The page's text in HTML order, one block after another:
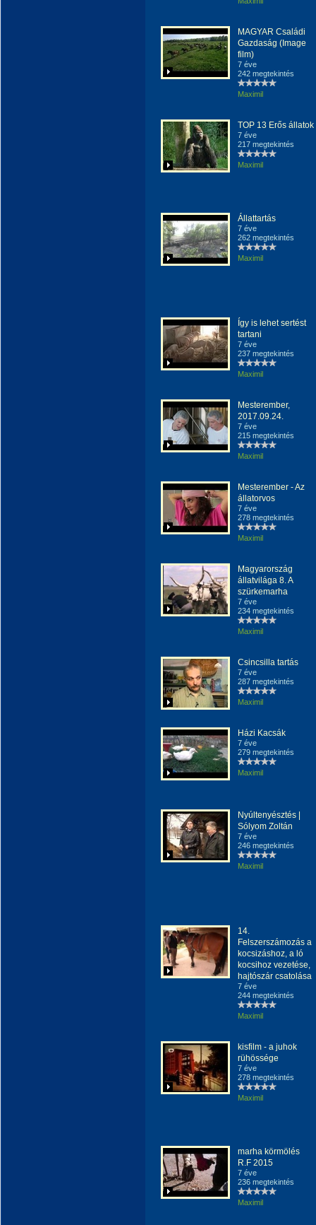
MAGYAR Családi
Gazdaság (Image
film)
7 éve
242 megtekintés
Maximil
TOP 13 Erős állatok
7 éve
217 megtekintés
Maximil
Állattartás
7 éve
262 megtekintés
Maximil
Így is lehet sertést
tartani
7 éve
237 megtekintés
Maximil
Mesterember,
2017.09.24.
7 éve
215 megtekintés
Maximil
Mesterember - Az
állatorvos
7 éve
278 megtekintés
Maximil
Magyarország
állatvilága 8. A
szürkemarha
7 éve
234 megtekintés
Maximil
Csincsilla tartás
7 éve
287 megtekintés
Maximil
Házi Kacsák
7 éve
279 megtekintés
Maximil
Nyúltenyésztés |
Sólyom Zoltán
7 éve
246 megtekintés
Maximil
14.
Felszerszámozás a
kocsizáshoz, a ló
kocsihoz vezetése,
hajtószár csatolása
7 éve
244 megtekintés
Maximil
kisfilm - a juhok
rühössége
7 éve
278 megtekintés
Maximil
marha körmölés
R.F 2015
7 éve
236 megtekintés
Maximil